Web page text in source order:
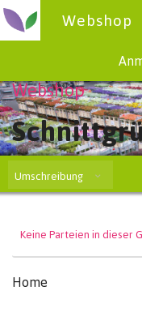
Webshop
Webshop
Umschreibung
Keine Parteien in dieser
Home